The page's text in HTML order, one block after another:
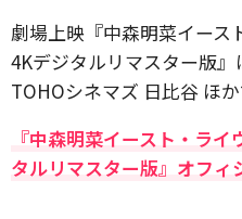
劇場上映『中森明菜イー
4Kデジタルリマスター版
TOHOシネマズ 日比谷 ほ
『中森明菜イースト・ラ
タルリマスター版』オフィ